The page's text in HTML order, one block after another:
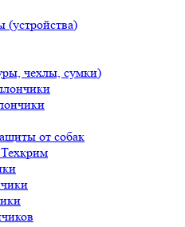
(устройства)
чехлы, сумки)
от собак